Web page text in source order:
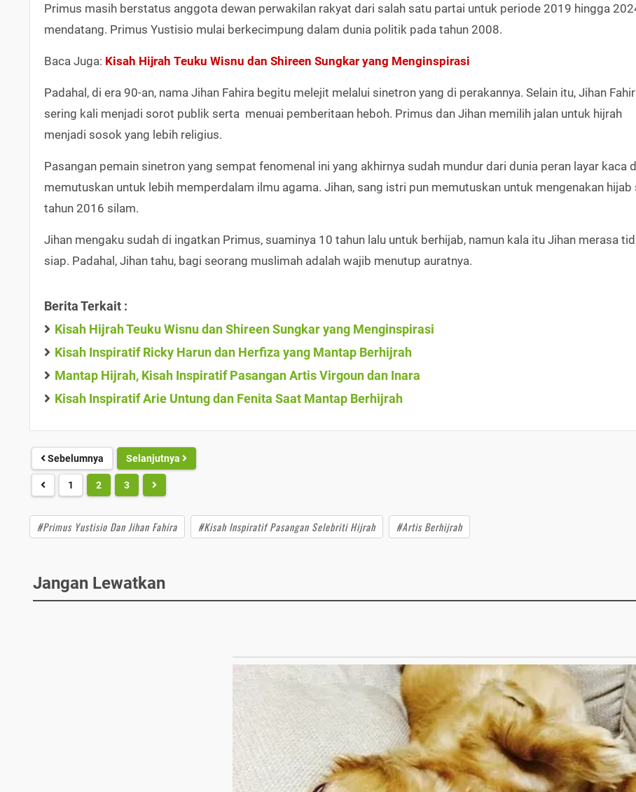
Primus masih berstatus anggota dewan perwakilan rakyat dari salah satu partai untuk periode 2019 hingga
mendatang. Primus Yustisio mulai berkecimpung dalam dunia politik pada tahun 2008.
Baca Juga: Kisah Hijrah Teuku Wisnu dan Shireen Sungkar yang Menginspirasi
Padahal, di era 90-an, nama Jihan Fahira begitu melejit melalui sinetron yang di perakannya. Selain itu, Jihan
sering kali menjadi sorot publik serta menuai pemberitaan heboh. Primus dan Jihan memilih jalan untuk hijrah
menjadi sosok yang lebih religius.
Pasangan pemain sinetron yang sempat fenomenal ini yang akhirnya sudah mundur dari dunia peran layar kaca
memutuskan untuk lebih memperdalam ilmu agama. Jihan, sang istri pun memutuskan untuk mengenakan hijab
tahun 2016 silam.
Jihan mengaku sudah di ingatkan Primus, suaminya 10 tahun lalu untuk berhijab, namun kala itu Jihan merasa
siap. Padahal, Jihan tahu, bagi seorang muslimah adalah wajib menutup auratnya.
Berita Terkait :
Kisah Hijrah Teuku Wisnu dan Shireen Sungkar yang Menginspirasi
Kisah Inspiratif Ricky Harun dan Herfiza yang Mantap Berhijrah
Mantap Hijrah, Kisah Inspiratif Pasangan Artis Virgoun dan Inara
Kisah Inspiratif Arie Untung dan Fenita Saat Mantap Berhijrah
Sebelumnya Selanjutnya
1 2 3
#Primus Yustisio Dan Jihan Fahira #Kisah Inspiratif Pasangan Selebriti Hijrah #Artis Berhijrah
Jangan Lewatkan